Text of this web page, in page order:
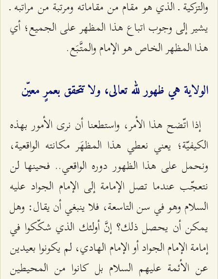
والتزكية ـ الذي هو مقام من مقاماته ومرتبة من مراتبه ـ
يشير إلى وجوب اتباع هذا المظهر على الجميع؛ أي
هذا المظهر الخاص هو الإمام والمتَّبَع.
الولاية هي ظهور لله تعالى، ولا تتحقق بعمرٍ معيّن
إذا اتّضح هذا الأمر، واستطعنا أن نرى الأمور بهذه
الكيفيّة؛ يعني نعطي هذا المظهَر مكانته الواقعية،
ونحمل على هذا الظهور دوره الواقعي.. فحينها لن
نتعجّب عندما تصل الإمامة إلى الإمام الجواد عليه
السلام وهو في سن التاسعة، فلا ينبغي أن يقال: وهل
يمكن أن يحصل ذلك؟ إنَّ أولئك الذي شكّكوا في
إمامة الإمام الجواد أو الإمام الهادي، لم يكونوا بعيدين
عن الأئمة عليهم السلام بل كانوا من المحيطين